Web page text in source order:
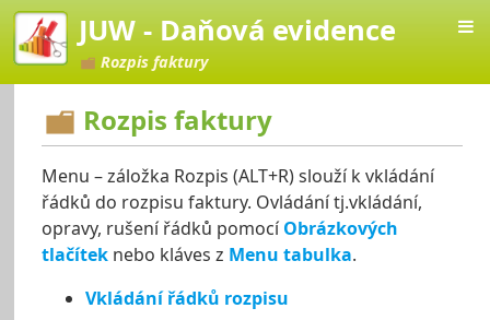
JUW - Daňová evidence
Rozpis faktury
evidence
Rozpis faktury
Menu – záložka Rozpis (ALT+R) slouží k vkládání
řádků do rozpisu faktury. Ovládání tj.vkládání,
opravy, rušení řádků pomocíObrázkových
tlačítek nebo kláves z Menu tabulka.
Vkládání řádků rozpisu